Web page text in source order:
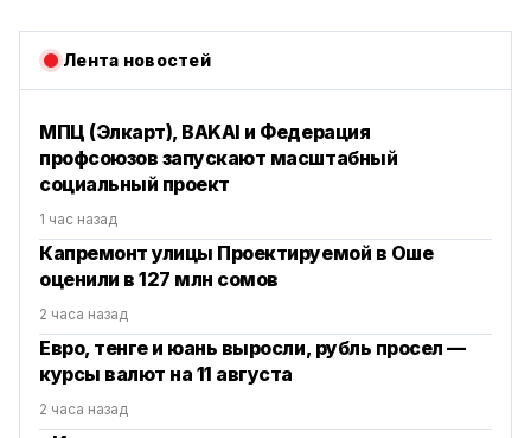
Лента новостей
МПЦ (Элкарт), BAKAI и Федерация
профсоюзов запускают масштабный
социальный проект
1 час назад
Капремонт улицы Проектируемой в Оше
оценили в 127 млн сомов
2 часа назад
Евро, тенге и юань выросли, рубль просел —
курсы валют на 11 августа
2 часа назад